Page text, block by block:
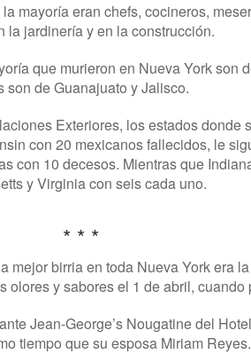
mayoría eran chefs, cocineros,
la jardinería y en la construcción.
que murieron en Nueva York son
de Guanajuato y Jalisco.
Exteriores, los estados donde
con 20 mexicanos fallecidos, le
con 10 decesos. Mientras que
y Virginia con seis cada uno.
* * *
mejor birria en toda Nueva York era
y sabores el 1 de abril,
Jean-George’s Nougatine del
tiempo que su esposa Miriam Reyes.